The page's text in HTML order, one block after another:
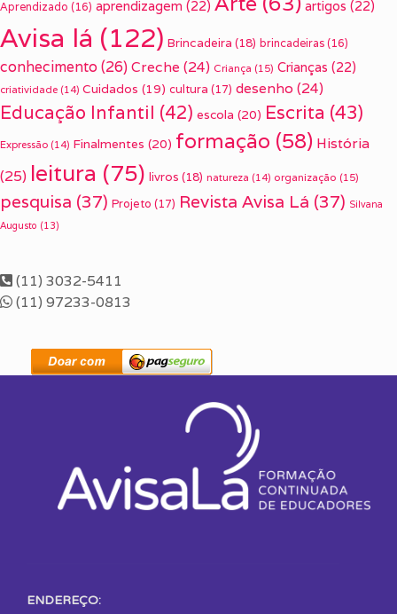
Aprendizado (16) aprendizagem (22) artigos (22)
Avisa lá (122) Brincadeira (18) brincadeiras (16)
conhecimento(26) Creche (24) Criança (15) Crianças (22)
criatividade (14) Cuidados (19) cultura (17) desenho (24)
Educação Infantil (42) escola (20) Escrita (43)
Expressão (14) Finalmentes (20) formação (58) História
(25) leitura (75) livros (18) natureza (14) organização (15)
pesquisa (37) Projeto (17) Revista Avisa Lá (37) Silvana
Augusto (13)
(11) 3032-5411
(11) 97233-0813
ENDEREÇO: